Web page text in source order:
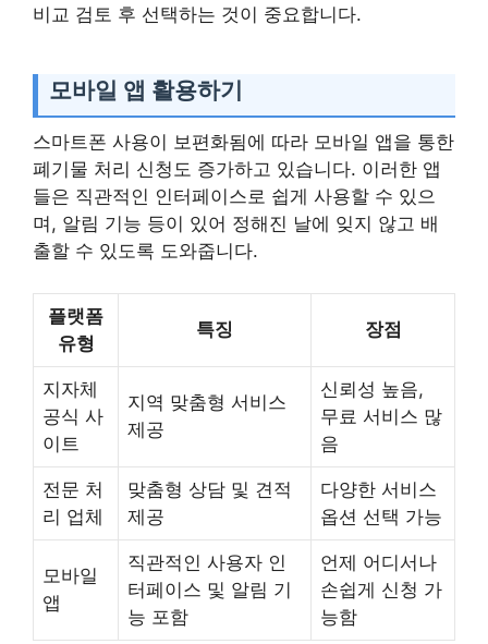
비교 검토 후 선택하는 것이 중요합니다.
모바일 앱 활용하기
스마트폰 사용이 보편화됨에 따라 모바일 앱을 통한
폐기물 처리 신청도 증가하고 있습니다. 이러한 앱
들은 직관적인 인터페이스로 쉽게 사용할 수 있으
며, 알림 기능 등이 있어 정해진 날에 잊지 않고 배
출할 수 있도록 도와줍니다.
플랫폼
유형
특징 장점
지자체
공식 사
이트
지역 맞춤형 서비스
제공
신뢰성 높음,
무료 서비스 많
음
전문 처
리 업체
맞춤형 상담 및 견적
제공
다양한 서비스
옵션 선택 가능
모바일
앱
직관적인 사용자 인
터페이스 및 알림 기
능 포함
언제 어디서나
손쉽게 신청 가
능함